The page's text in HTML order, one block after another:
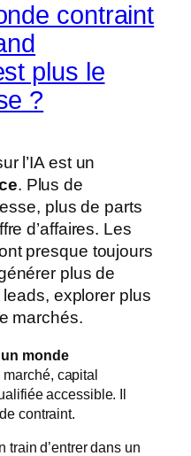
contraint
plus le
?
l’IA est un
. Plus de
plus de parts
d’affaires. Les
presque toujours
plus de
explorer plus
marchés.
monde
capital
accessible. Il
contraint.
train d’entrer dans un